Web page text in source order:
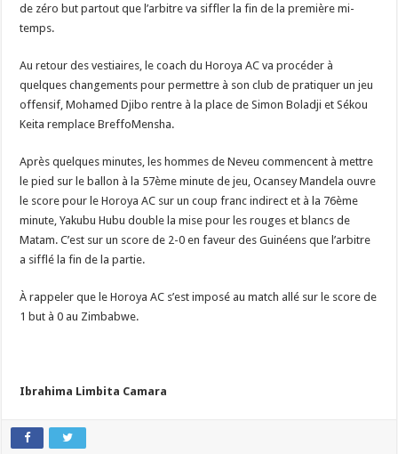
de zéro but partout que l’arbitre va siffler la fin de la première mi-
temps.
Au retour des vestiaires, le coach du Horoya AC va procéder à
quelques changements pour permettre à son club de pratiquer un jeu
offensif, Mohamed Djibo rentre à la place de Simon Boladji et Sékou
Keita remplace BreffoMensha.
Après quelques minutes, les hommes de Neveu commencent à mettre
le pied sur le ballon à la 57ème minute de jeu, Ocansey Mandela ouvre
le score pour le Horoya AC sur un coup franc indirect et à la 76ème
minute, Yakubu Hubu double la mise pour les rouges et blancs de
Matam. C’est sur un score de 2-0 en faveur des Guinéens que l’arbitre
a sifflé la fin de la partie.
À rappeler que le Horoya AC s’est imposé au match allé sur le score de
1 but à 0 au Zimbabwe.
Ibrahima Limbita Camara